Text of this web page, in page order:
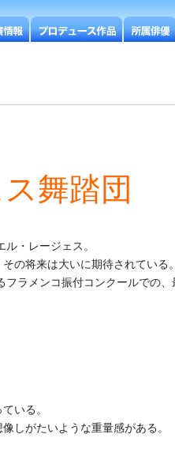
舞踏団
・レージェス。
の将来は大いに期待されている。
ラメンコ振付コンクールでの、
いる。
しがたいような重量感がある。